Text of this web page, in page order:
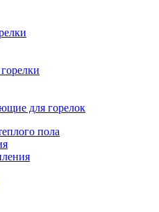
для горелок
пола